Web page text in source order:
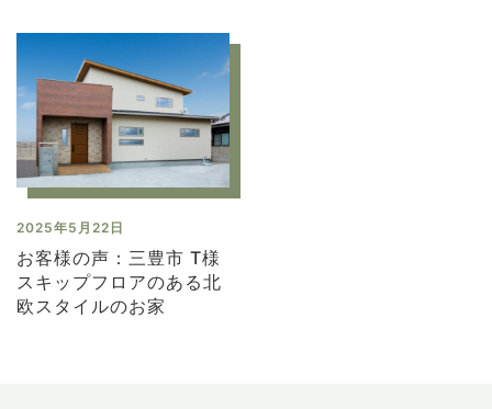
2025年5月22日
お客様の声：三豊市 T様
スキップフロアのある北
欧スタイルのお家